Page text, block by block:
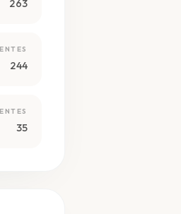
263
244
35